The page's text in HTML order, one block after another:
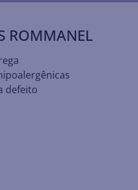
ROMMANEL
defeito